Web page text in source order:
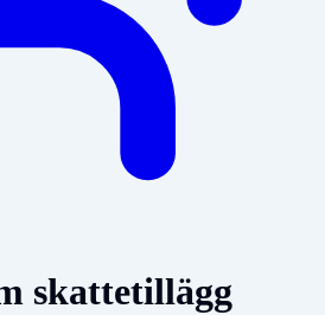
skattetillägg